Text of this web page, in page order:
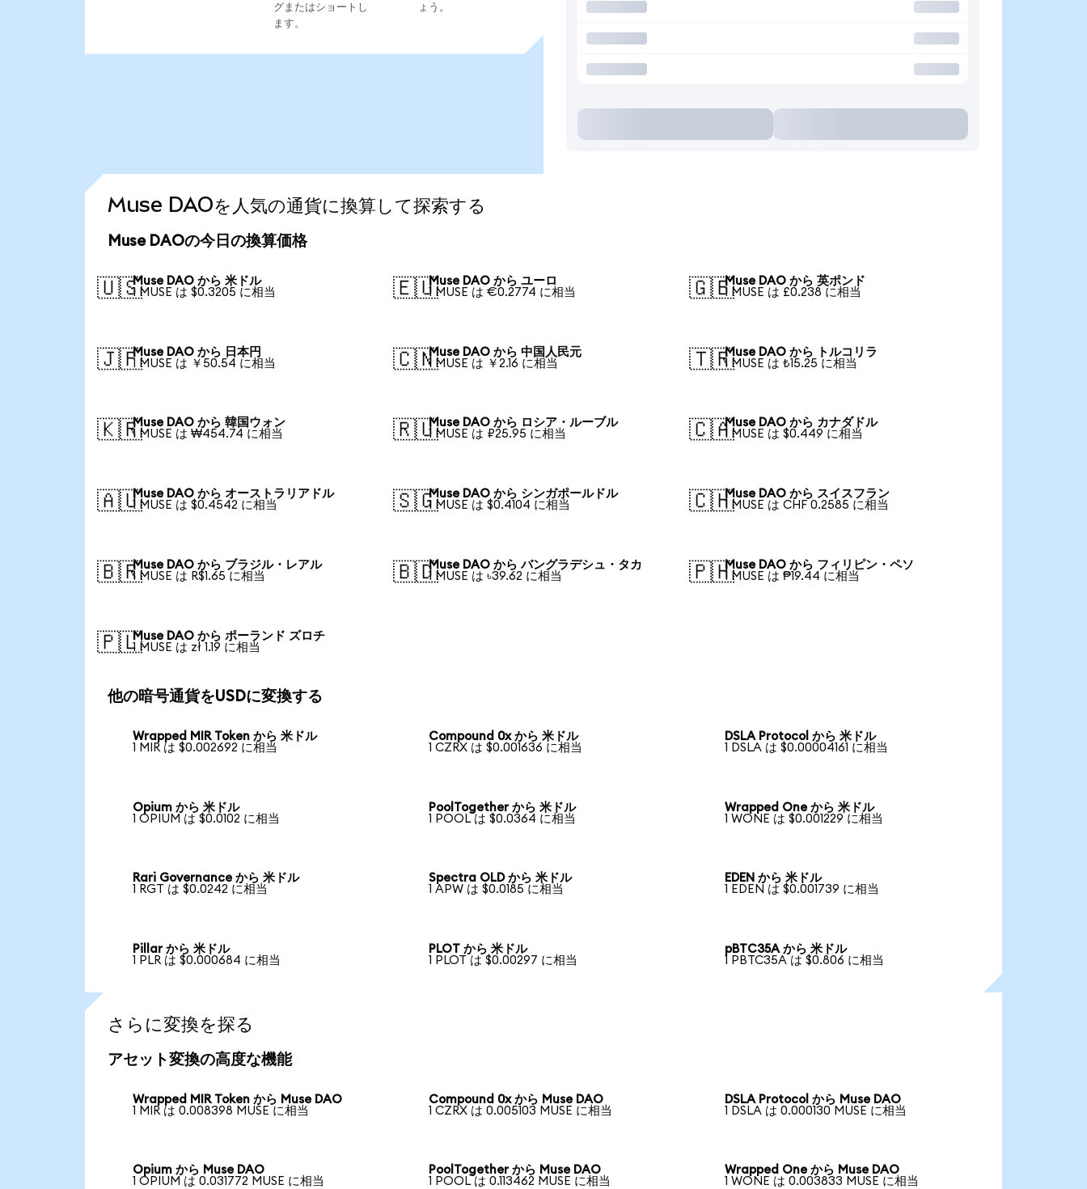
グまたはショートし
ます。
ょう。
Muse DAOを人気の通貨に換算して探索する
Muse DAOの今日の換算価格
🇺🇸Muse DAO から 米ドル
1 MUSE は $0.3205 に相当
🇪🇺Muse DAO から ユーロ
1 MUSE は €0.2774 に相当
🇬🇧Muse DAO から 英ポンド
1 MUSE は £0.238 に相当
🇯🇵Muse DAO から 日本円
1 MUSE は ￥50.54 に相当
🇨🇳Muse DAO から 中国人民元
1 MUSE は ￥2.16 に相当
🇹🇷Muse DAO から トルコリラ
1 MUSE は ₺15.25 に相当
🇰🇷Muse DAO から 韓国ウォン
1 MUSE は ₩454.74 に相当
🇷🇺Muse DAO から ロシア・ルーブル
1 MUSE は ₽25.95 に相当
🇨🇦Muse DAO から カナダドル
1 MUSE は $0.449 に相当
🇦🇺Muse DAO から オーストラリアドル
1 MUSE は $0.4542 に相当
🇸🇬Muse DAO から シンガポールドル
1 MUSE は $0.4104 に相当
🇨🇭Muse DAO から スイスフラン
1 MUSE は CHF 0.2585 に相当
🇧🇷Muse DAO から ブラジル・レアル
1 MUSE は R$1.65 に相当
🇧🇩Muse DAO から バングラデシュ・タカ
1 MUSE は ৳39.62 に相当
🇵🇭Muse DAO から フィリピン・ペソ
1 MUSE は ₱19.44 に相当
🇵🇱Muse DAO から ポーランド ズロチ
1 MUSE は zł 1.19 に相当
他の暗号通貨をUSDに変換する
Wrapped MIR Token から 米ドル
1 MIR は $0.002692 に相当
Compound 0x から 米ドル
1 CZRX は $0.001636 に相当
DSLA Protocol から 米ドル
1 DSLA は $0.00004161 に相当
Opium から 米ドル
1 OPIUM は $0.0102 に相当
PoolTogether から 米ドル
1 POOL は $0.0364 に相当
Wrapped One から 米ドル
1 WONE は $0.001229 に相当
Rari Governance から 米ドル
1 RGT は $0.0242 に相当
Spectra OLD から 米ドル
1 APW は $0.0185 に相当
EDEN から 米ドル
1 EDEN は $0.001739 に相当
Pillar から 米ドル
1 PLR は $0.000684 に相当
PLOT から 米ドル
1 PLOT は $0.00297 に相当
pBTC35A から 米ドル
1 PBTC35A は $0.806 に相当
さらに変換を探る
アセット変換の高度な機能
Wrapped MIR Token から Muse DAO
1 MIR は 0.008398 MUSE に相当
Compound 0x から Muse DAO
1 CZRX は 0.005103 MUSE に相当
DSLA Protocol から Muse DAO
1 DSLA は 0.000130 MUSE に相当
Opium から Muse DAO
1 OPIUM は 0.031772 MUSE に相当
PoolTogether から Muse DAO
1 POOL は 0.113462 MUSE に相当
Wrapped One から Muse DAO
1 WONE は 0.003833 MUSE に相当